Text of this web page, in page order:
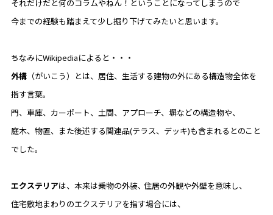
それだけだと何のコラムやねん！ということになってしまうので
今までの経験も踏まえて少し掘り下げてみたいと思います。
ちなみにWikipediaによると・・・
外構（がいこう）とは、居住、生活する建物の外にある構造物全体を
指す言葉。
門、車庫、カーポート、土間、アプローチ、塀などの構造物や、
庭木、物置、また後述する関連品(テラス、デッキ)も含まれるとのこと
でした。
エクステリアは、本来は乗物の外装､ 住居の外観や外壁を意味し、
住宅敷地まわりのエクステリアを指す場合には、